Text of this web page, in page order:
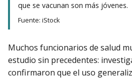
que se vacunan son más jóvenes.
Fuente: iStock
Muchos funcionarios de salud
estudio sin precedentes:
confirmaron que el uso